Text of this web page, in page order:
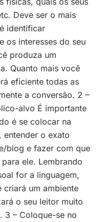
Deve ser o mais
identificar
os interesses do seu
produza um
Quanto mais você
eficiente todas as
a conversão. 2 –
alvo É importante
é se colocar na
entender o exato
blog e fazer com que
ele. Lembrando
for a linguagem,
criará um ambiente
o seu leitor muito
3 – Coloque-se no